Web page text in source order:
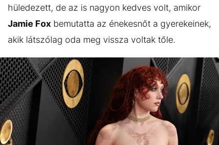
hüledezett, de az is nagyon kedves volt, amikor
Jamie Fox bemutatta az énekesnőt a gyerekeinek,
akik látszólag oda meg vissza voltak tőle.